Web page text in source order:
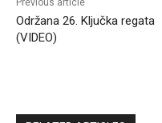
Previous article
Održana 26. Ključka regata
(VIDEO)